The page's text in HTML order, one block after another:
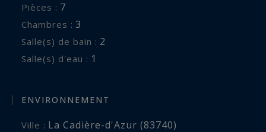
Pièces : 7
Chambres : 3
Salle(s) de bain : 2
Salle(s) d'eau : 1
ENVIRONNEMENT
Ville : La Cadière-d'Azur (83740)